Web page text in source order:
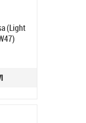
(Light